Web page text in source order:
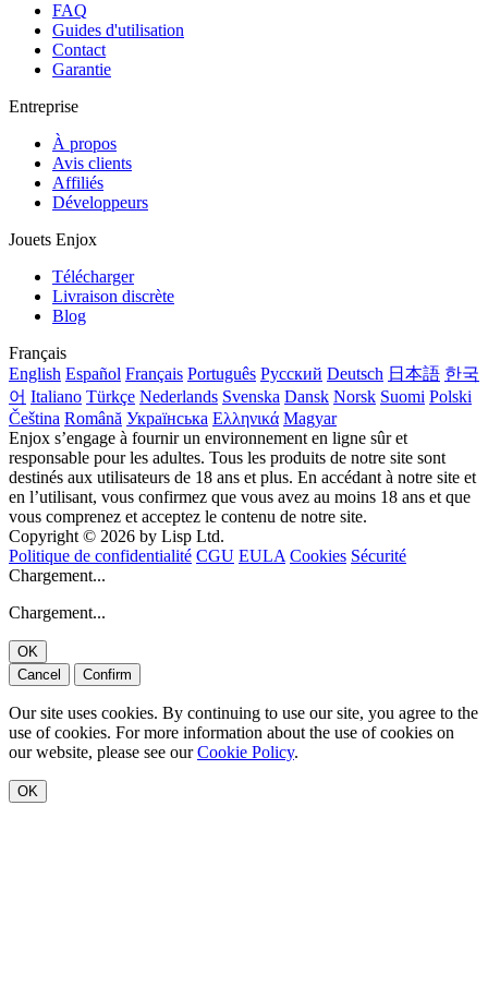
FAQ
Guides d'utilisation
Contact
Garantie
Entreprise
À propos
Avis clients
Affiliés
Développeurs
Jouets Enjox
Télécharger
Livraison discrète
Blog
Français
English Español Français Português Русский Deutsch 日本語 한국
어 Italiano Türkçe Nederlands Svenska Dansk Norsk Suomi Polski
Čeština Română Українська Ελληνικά Magyar
Enjox s’engage à fournir un environnement en ligne sûr et
responsable pour les adultes. Tous les produits de notre site sont
destinés aux utilisateurs de 18 ans et plus. En accédant à notre site et
en l’utilisant, vous confirmez que vous avez au moins 18 ans et que
vous comprenez et acceptez le contenu de notre site.
Copyright © 2026 by Lisp Ltd.
Politique de confidentialité CGU EULA Cookies Sécurité
Chargement...
Chargement...
OK
Cancel
Confirm
Our site uses cookies. By continuing to use our site, you agree to the
use of cookies. For more information about the use of cookies on
our website, please see ourCookie Policy.
OK